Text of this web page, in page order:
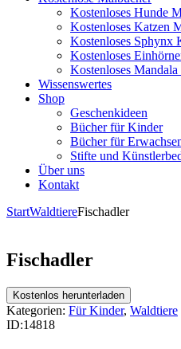
Kostenloses Hunde
Kostenloses Katzen
Kostenloses Sphynx
Kostenloses
Kostenloses
Wissenswertes
Shop
Geschenkideen
Bücher für Kinder
Bücher für
Stifte und
Über uns
Kontakt
StartWaldtiereFischadler
Fischadler
Kostenlos herunterladen
Kategorien: Für Kinder, Waldtiere
ID:14818